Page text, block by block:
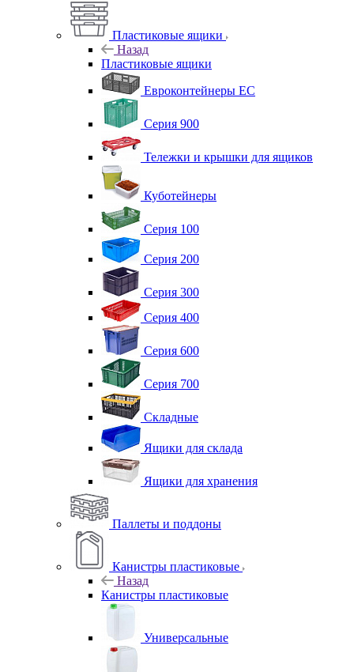
Пластиковые ящики
Назад
Пластиковые ящики
Евроконтейнеры ЕС
Серия 900
Тележки и крышки для ящиков
Куботейнеры
Серия 100
Серия 200
Серия 300
Серия 400
Серия 600
Серия 700
Складные
Ящики для склада
Ящики для хранения
Паллеты и поддоны
Канистры пластиковые
Назад
Канистры пластиковые
Универсальные